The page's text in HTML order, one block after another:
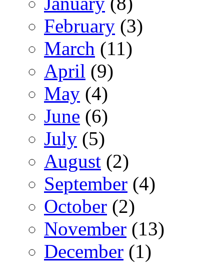
February (3)
March (11)
April (9)
May (4)
June (6)
July (5)
August (2)
September (4)
October (2)
November (13)
December (1)